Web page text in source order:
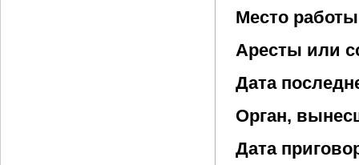
Место
Аресты или
Дата
Орган,
Дата